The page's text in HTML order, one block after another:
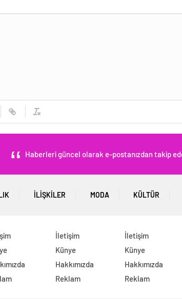
Haberleri güncel olarak e-postanızdan takip
İLIŞKILER MODA KÜLTÜR
İletişim
Künye
Hakkımızda
Reklam
İletişim
Künye
Hakkımızda
Reklam